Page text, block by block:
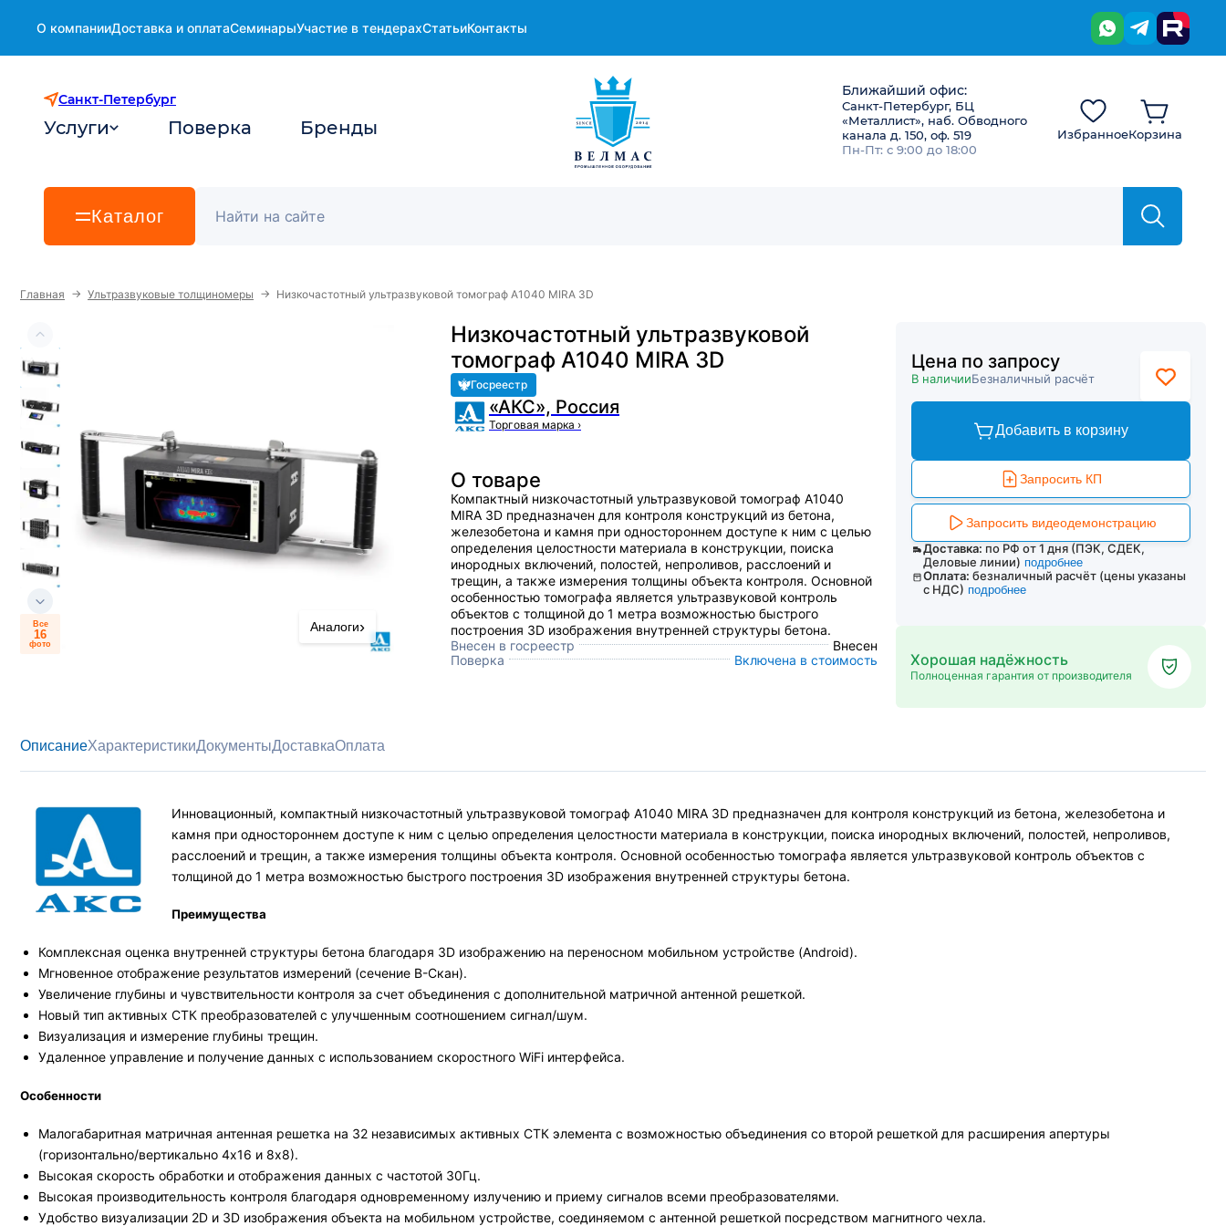
О компанииДоставка и оплатаСеминарыУчастие в тендерахСтатьиКонтакты
Санкт-Петербург
Услуги Поверка Бренды
Ближайший офис:
Санкт-Петербург, БЦ
«Металлист», наб. Обводного
канала д. 150, оф. 519
Пн-Пт: с 9:00 до 18:00
ИзбранноеКорзина
Каталог
Главная → Ультразвуковые толщиномеры → Низкочастотный ультразвуковой томограф A1040 MIRA 3D
Низкочастотный ультразвуковой
томограф A1040 MIRA 3D
Госреестр
«АКС», Россия
Торговая марка ›
Все
16
фото
Аналоги›
О товаре
Компактный низкочастотный ультразвуковой томограф А1040
MIRA 3D предназначен для контроля конструкций из бетона,
железобетона и камня при одностороннем доступе к ним с целью
определения целостности материала в конструкции, поиска
инородных включений, полостей, непроливов, расслоений и
трещин, а также измерения толщины объекта контроля. Основной
особенностью томографа является ультразвуковой контроль
объектов с толщиной до 1 метра возможностью быстрого
построения 3D изображения внутренней структуры бетона.
Внесен в госреестр
Внесен
Поверка
Включена в стоимость
Цена по запросу
В наличииБезналичный расчёт
Добавить в корзину
Запросить КП
Запросить видеодемонстрацию
Доставка: по РФ от 1 дня (ПЭК, СДЕК,
Деловые линии) подробнее
Оплата: безналичный расчёт (цены указаны
с НДС) подробнее
Хорошая надёжность
Полноценная гарантия от производителя
ОписаниеХарактеристикиДокументыДоставкаОплата
Инновационный, компактный низкочастотный ультразвуковой томограф А1040 MIRA 3D предназначен для контроля конструкций из бетона, железобетона и
камня при одностороннем доступе к ним с целью определения целостности материала в конструкции, поиска инородных включений, полостей, непроливов,
расслоений и трещин, а также измерения толщины объекта контроля. Основной особенностью томографа является ультразвуковой контроль объектов с
толщиной до 1 метра возможностью быстрого построения 3D изображения внутренней структуры бетона.
Преимущества
Комплексная оценка внутренней структуры бетона благодаря 3D изображению на переносном мобильном устройстве (Android).
Мгновенное отображение результатов измерений (сечение В-Скан).
Увеличение глубины и чувствительности контроля за счет объединения с дополнительной матричной антенной решеткой.
Новый тип активных СТК преобразователей с улучшенным соотношением сигнал/шум.
Визуализация и измерение глубины трещин.
Удаленное управление и получение данных с использованием скоростного WiFi интерфейса.
Особенности
Малогабаритная матричная антенная решетка на 32 независимых активных СТК элемента с возможностью объединения со второй решеткой для расширения апертуры
(горизонтально/вертикально 4х16 и 8х8).
Высокая скорость обработки и отображения данных с частотой 30Гц.
Высокая производительность контроля благодаря одновременному излучению и приему сигналов всеми преобразователями.
Удобство визуализации 2D и 3D изображения объекта на мобильном устройстве, соединяемом с антенной решеткой посредством магнитного чехла.